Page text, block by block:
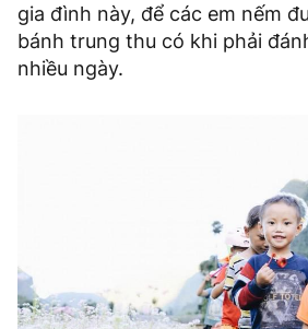
gia đình này, để các em nếm
bánh trung thu có khi phải
nhiều ngày.